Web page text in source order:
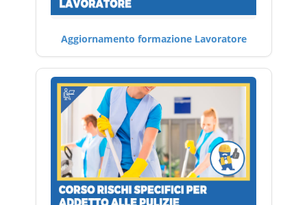
Aggiornamento formazione Lavoratore